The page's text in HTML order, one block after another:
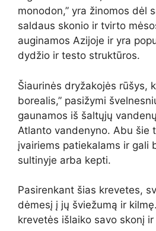
monodon,” yra žinomos dėl
saldaus skonio ir tvirto
auginamos Azijoje ir yra
dydžio ir testo struktūros.
Šiaurinės dryžakojės rūšys,
borealis,” pasižymi
gaunamos iš šaltųjų
Atlanto vandenyno. Abu šie
įvairiems patiekalams ir gali
sultinyje arba kepti.
Pasirenkant šias krevetes,
dėmesį į jų šviežumą ir
krevetės išlaiko savo skonį